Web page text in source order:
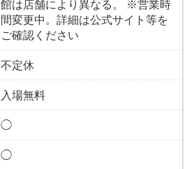
館は店舗により異なる。 ※営業時
間変更中。詳細は公式サイト等を
ご確認ください
不定休
入場無料
◯
◯